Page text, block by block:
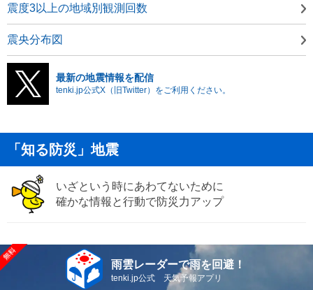
震度3以上の地域別観測回数
震央分布図
最新の地震情報を配信
tenki.jp公式X（旧Twitter）をご利用ください。
「知る防災」地震
いざという時にあわてないために
確かな情報と行動で防災力アップ
雨雲レーダーで雨を回避！
tenki.jp公式 天気予報アプリ